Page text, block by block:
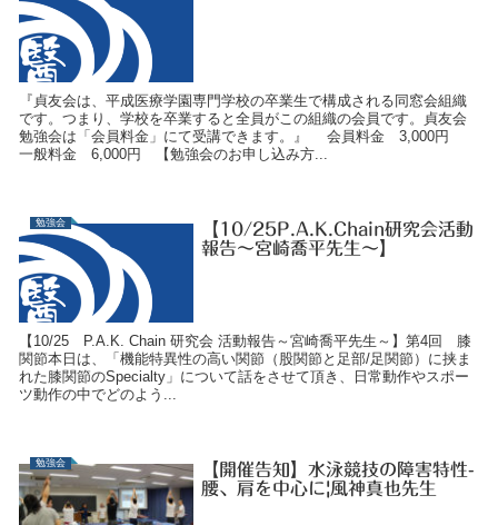
『貞友会は、平成医療学園専門学校の卒業生で構成される同窓会組織
です。つまり、学校を卒業すると全員がこの組織の会員です。貞友会
勉強会は「会員料金」にて受講できます。』 会員料金 3,000円
一般料金 6,000円 【勉強会のお申し込み方...
勉強会
【10/25P.A.K.Chain研究会活動
報告～宮崎喬平先生～】
【10/25 P.A.K. Chain 研究会 活動報告～宮崎喬平先生～】第4回 膝
関節本日は、「機能特異性の高い関節（股関節と足部/足関節）に挟ま
れた膝関節のSpecialty」について話をさせて頂き、日常動作やスポー
ツ動作の中でどのよう...
勉強会
【開催告知】水泳競技の障害特性-
腰、肩を中心に|風神真也先生